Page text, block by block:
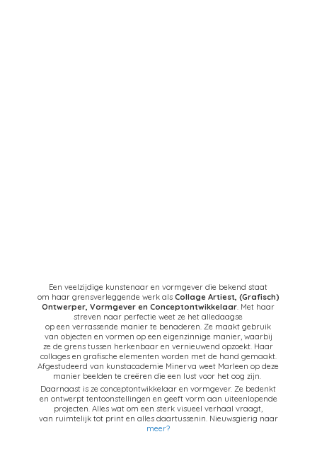
Een veelzijdige kunstenaar en vormgever die bekend staat
om haar grensverleggende werk als Collage Artiest, (Grafisch)
Ontwerper, Vormgever en Conceptontwikkelaar. Met haar
streven naar perfectie weet ze het alledaagse
op een verrassende manier te benaderen. Ze maakt gebruik
van objecten en vormen op een eigenzinnige manier, waarbij
ze de grens tussen herkenbaar en vernieuwend opzoekt. Haar
collages en grafische elementen worden met de hand gemaakt.
Afgestudeerd van kunstacademie Minerva weet Marleen op deze
manier beelden te creëren die een lust voor het oog zijn.
Daarnaast is ze conceptontwikkelaar en vormgever. Ze bedenkt
en ontwerpt tentoonstellingen en geeft vorm aan uiteenlopende
projecten. Alles wat om een sterk visueel verhaal vraagt,
van ruimtelijk tot print en alles daartussenin. Nieuwsgierig naar
meer?